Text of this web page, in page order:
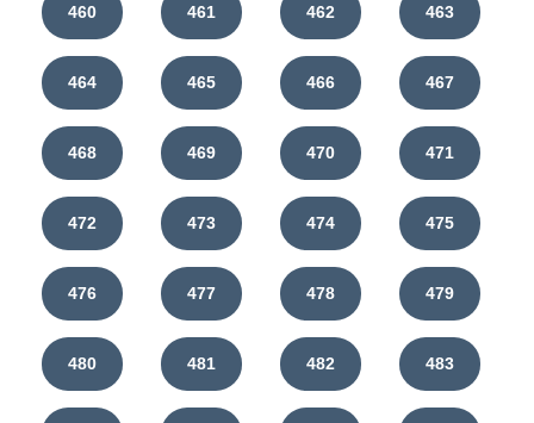
460 461 462 463
464 465 466 467
468 469 470 471
472 473 474 475
476 477 478 479
480 481 482 483